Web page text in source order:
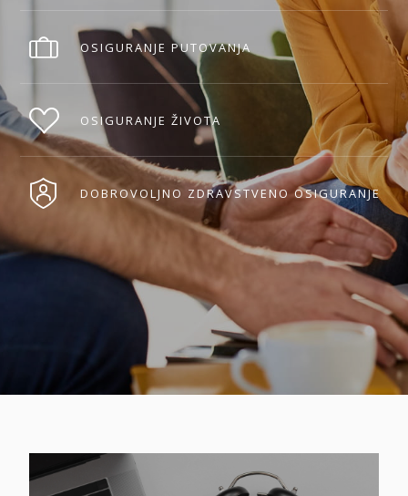
OSIGURANJE PUTOVANJA
OSIGURANJE ŽIVOTA
DOBROVOLJNO ZDRAVSTVENO OSIGURANJE